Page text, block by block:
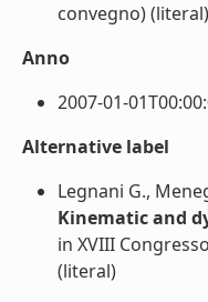
convegno) (literal)
Anno
2007-01-
Alternative label
Legnani G.,
Kinematic and
in XVIII
(literal)